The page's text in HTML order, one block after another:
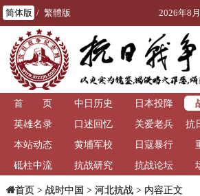
简体版 / 繁體版 2026年8
首 页 中日历史 日本投降
英雄名录
口述回忆 关爱老兵
抗
本站动态
黄埔军校 日寇暴行
砥柱中流
抗战研究 抗战论坛
首页> 战时中国 > 河北抗战> 内容正文